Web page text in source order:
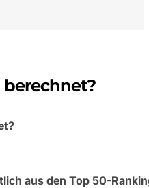
berechnet?
aus den Top 50-